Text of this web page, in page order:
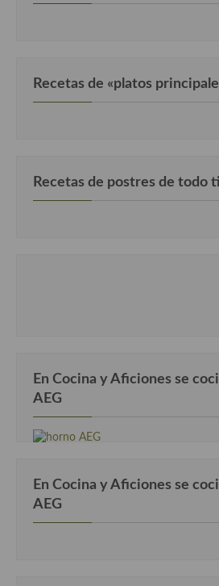
Cocina portuguesa
Cocina Suiza
Recetas de «platos
Recetas de postres de todo
En Cocina y Aficiones se
AEG
En Cocina y Aficiones se
AEG